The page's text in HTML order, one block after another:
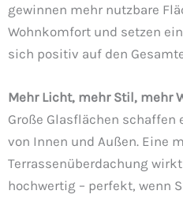
gewinnen mehr nutzbare
Wohnkomfort und setzen
sich positiv auf den
Mehr Licht, mehr Stil, mehr
Große Glasflächen schaffen
von Innen und Außen. Eine
Terrassenüberdachung
hochwertig – perfekt, wenn